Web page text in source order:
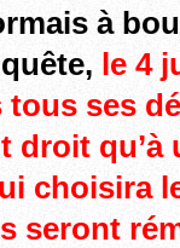
à
e 4
ses
droit
choisira
seront